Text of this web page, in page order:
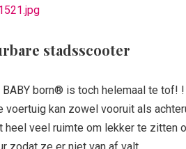
stadsscooter
born® is toch helemaal te tof!
kan zowel vooruit als
heel veel ruimte om lekker te zitten
zodat ze er niet van af valt.